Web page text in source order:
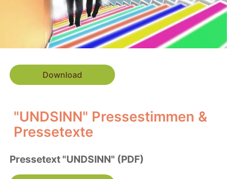
Download
"UNDSINN" Pressestimmen &
Pressetexte
Pressetext "UNDSINN" (PDF)